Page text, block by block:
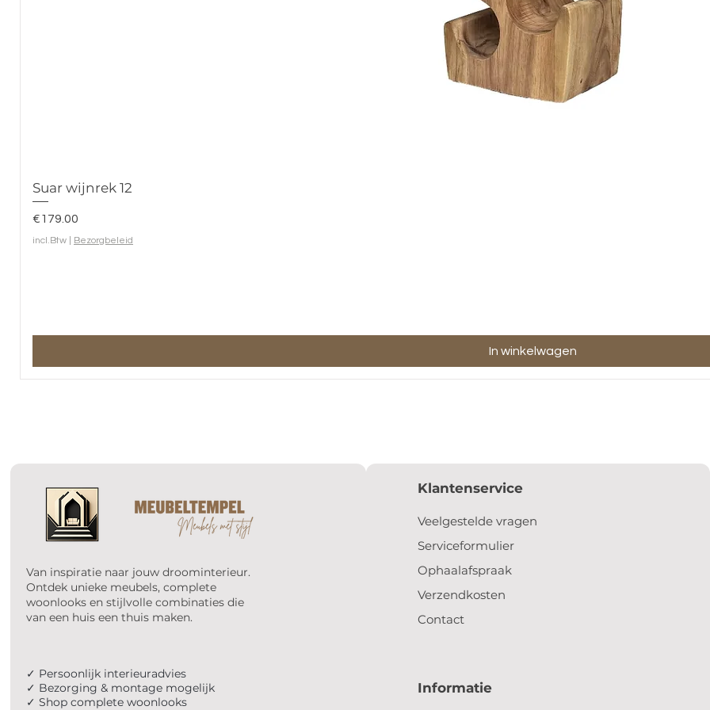
Suar wijnrek 12
Prijs
€179.00
incl.Btw Bezorgbeleid
In winkelwagen
Van inspiratie naar jouw droominterieur.
Ontdek unieke meubels, complete
woonlooks en stijlvolle combinaties die
van een huis een thuis maken.
✓ Persoonlijk interieuradvies
✓ Bezorging & montage mogelijk
✓ Shop complete woonlooks
Klantenservice
Veelgestelde vragen
Serviceformulier
Ophaalafspraak
Verzendkosten
Contact
Informatie